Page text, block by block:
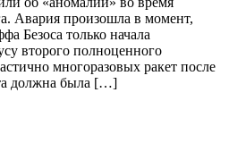
Авария произошла в момент,
Безоса только начала
второго полноценного
многоразовых ракет после
должна была […]